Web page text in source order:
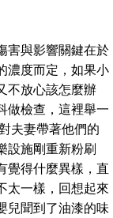
害與影響關鍵在於
濃度而定，如果小
不放心該怎麼辦
做檢查，這裡舉一
夫妻帶著他們的
設施剛重新粉刷
覺得什麼異樣，直
太一樣，回想起來
兒聞到了油漆的味